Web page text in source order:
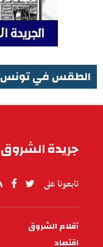
الطقس في تونس
جريدة الشروق
تابعونا على
PIED
DE
أقلام الشروق
اقتصاد